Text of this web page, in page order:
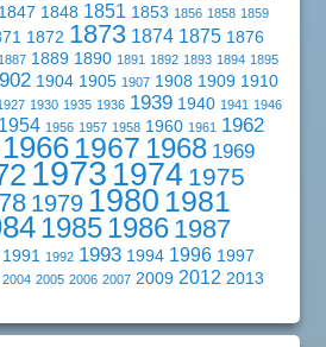
1847 1848 1851 1853 1856 1858 1859
1872 1873 1874 1875 1876
1887 1889 1890 1891 1892 1893 1894 1895
1904 1905 1907 1908 1909 1910
1930 1935 1936 1939 1940 1941 1946
1954 1956 1957 1958 1960 1961 1962
1966 1967 1968 1969
1973 1974 1975
1979 1980 1981
19851986 1987
1991 1992 1993 1994 1996 1997
2004 2005 2006 2007 2009 2012 2013